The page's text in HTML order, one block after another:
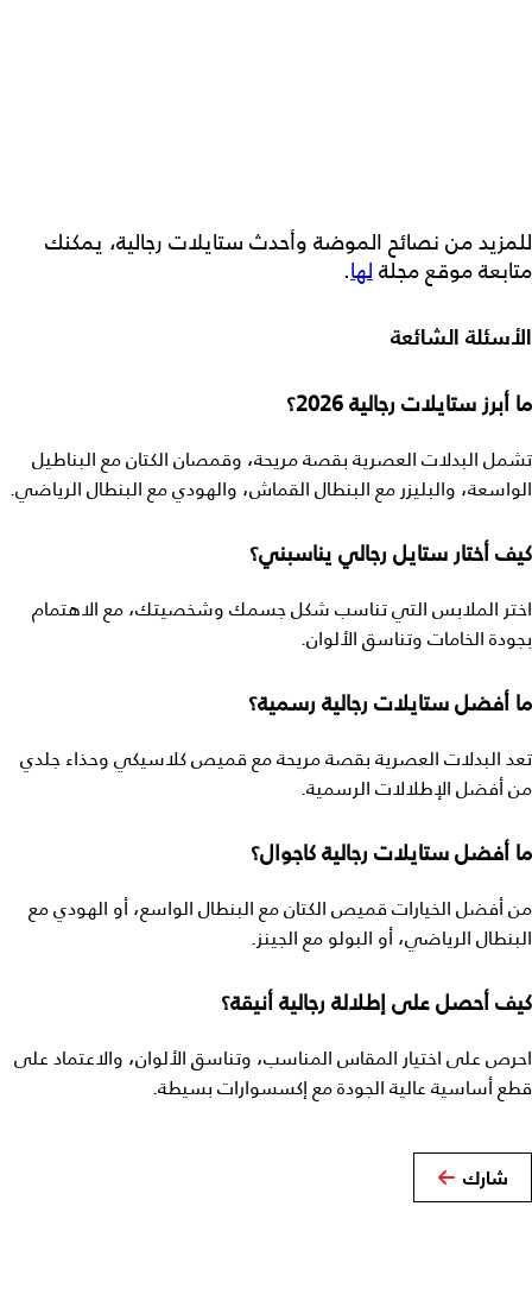
للمزيد من نصائح الموضة وأحدث ستايلات رجالية، يمكنك
متابعة موقع مجلةلها.
الأسئلة الشائعة
ما أبرز ستايلات رجالية 2026؟
تشمل البدلات العصرية بقصة مريحة، وقمصان الكتان مع البناطيل
الواسعة، والبليزر مع البنطال القماش، والهودي مع البنطال الرياضي.
كيف أختار ستايل رجالي يناسبني؟
اختر الملابس التي تناسب شكل جسمك وشخصيتك، مع الاهتمام
بجودة الخامات وتناسق الألوان.
ما أفضل ستايلات رجالية رسمية؟
تعد البدلات العصرية بقصة مريحة مع قميص كلاسيكي وحذاء جلدي
من أفضل الإطلالات الرسمية.
ما أفضل ستايلات رجالية كاجوال؟
من أفضل الخيارات قميص الكتان مع البنطال الواسع، أو الهودي مع
البنطال الرياضي، أو البولو مع الجينز.
كيف أحصل على إطلالة رجالية أنيقة؟
احرص على اختيار المقاس المناسب، وتناسق الألوان، والاعتماد على
قطع أساسية عالية الجودة مع إكسسوارات بسيطة.
شارك